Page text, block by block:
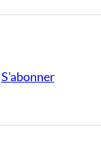
S’abonner